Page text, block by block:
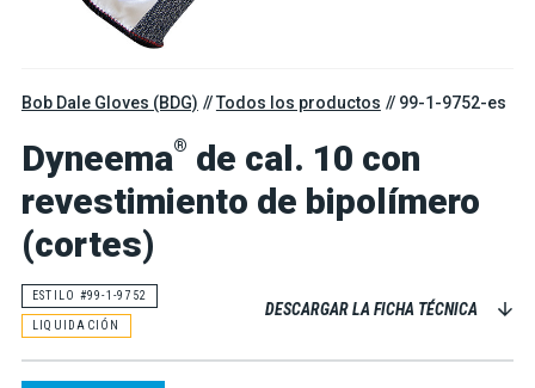
Bob Dale Gloves (BDG) Todos los productos 99-1-9752-es
Dyneema® de cal. 10 con
revestimiento de bipolímero
(cortes)
ESTILO #99-1-9752
LIQUIDACIÓN
DESCARGAR LA FICHA TÉCNICA